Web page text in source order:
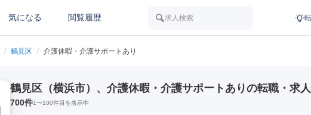
気になる 閲覧履歴 求人検索
/ 鶴見区 / 介護休暇・介護サポートあり
鶴見区（横浜市）、介護休暇・介護サポートありの転職・求
700件1〜100件目を表示中